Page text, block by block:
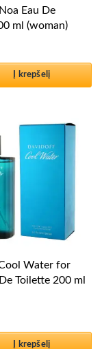
Eau De
ml (woman)
Į krepšelį
Water for
Toilette 200 ml
Į krepšelį